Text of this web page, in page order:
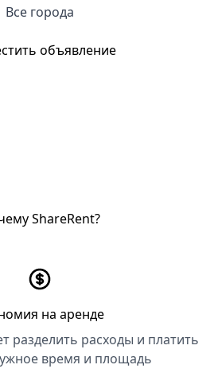
Все города
объявление
ShareRent?
на аренде
разделить расходы и платить
время и площадь